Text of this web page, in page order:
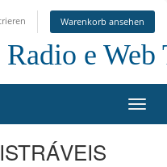
Warenkorb ansehen
e
ein-/